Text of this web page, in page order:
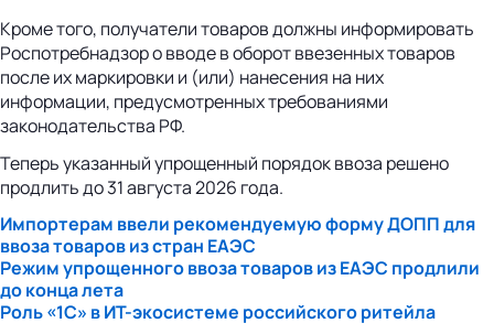
Кроме того, получатели товаров должны информировать
Роспотребнадзор о вводе в оборот ввезенных товаров
после их маркировки и (или) нанесения на них
информации, предусмотренных требованиями
законодательства РФ.
Теперь указанный упрощенный порядок ввоза решено
продлить до 31 августа 2026 года.
Импортерам ввели рекомендуемую форму ДОПП для
ввоза товаров из стран ЕАЭС
Режим упрощенного ввоза товаров из ЕАЭС продлили
до конца лета
Роль «1С» в ИТ-экосистеме российского ритейла